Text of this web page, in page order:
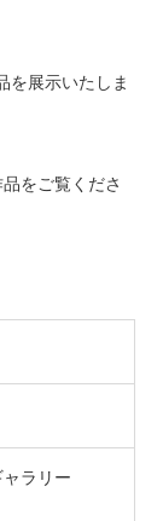
を展示いたしま
をご覧くださ
ラリー